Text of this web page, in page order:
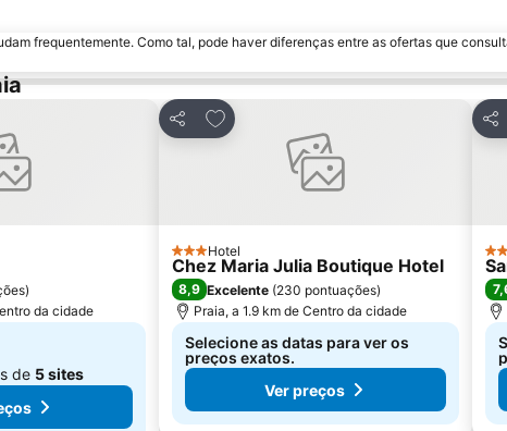
frequentemente. Como tal, pode haver diferenças entre as ofertas que
)
da cidade
de 5 sites
Partilhar
Adicionar aos favoritos
3 Estrelas
Hotel
Chez Maria Julia Boutique Hotel
8,9 Excelente (230 pontuações)
Praia, a 1.9 km de Centro da cidade
Selecione as datas para ver os
preços exatos.
Ver preços
3